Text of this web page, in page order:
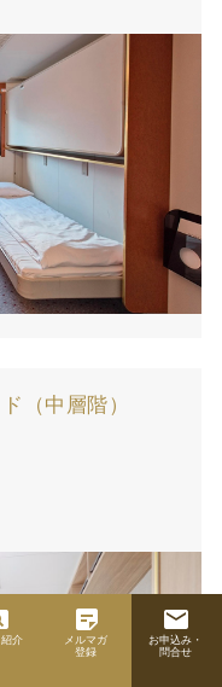
介
sticky_note_2
メルマガ
登録
email
お申込み・
問合せ
（中層階）